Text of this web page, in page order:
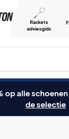
Rackets
adviesgids
producten,
op alle schoenen
de selectie